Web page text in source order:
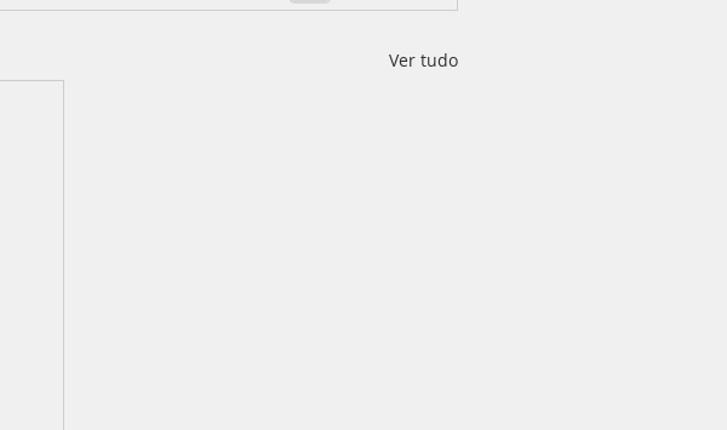
Ver tudo